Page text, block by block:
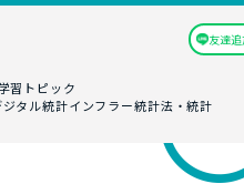
友達
習トピック
タル統計インフラー統計法・統計